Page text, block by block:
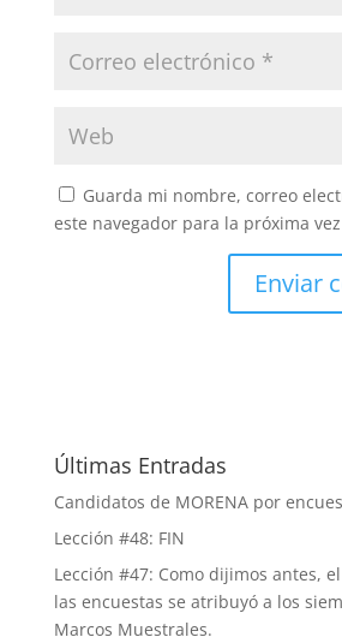
Guarda mi nombre, correo
este navegador para la próxima
Últimas Entradas
Candidatos de MORENA por
Lección #48: FIN
Lección #47: Como dijimos antes,
las encuestas se atribuyó a los
Marcos Muestrales.